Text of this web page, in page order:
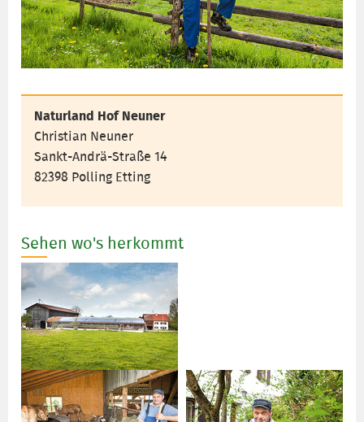
Naturland Hof Neuner
Christian Neuner
Sankt-Andrä-Straße 14
82398 Polling Etting
Sehen wo's herkommt